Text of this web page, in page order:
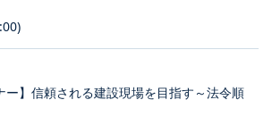
ー】信頼される建設現場を目指す～法令順